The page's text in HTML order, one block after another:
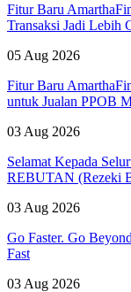
Fitur Baru
Transaksi Jadi Lebih
05 Aug 2026
Fitur Baru
untuk Jualan PPOB
03 Aug 2026
Selamat Kepada
REBUTAN (Rezeki
03 Aug 2026
Go Faster. Go
Fast
03 Aug 2026